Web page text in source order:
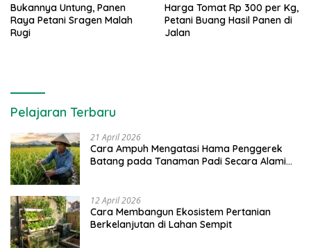
Bukannya Untung, Panen
Raya Petani Sragen Malah
Rugi
Harga Tomat Rp 300 per Kg,
Petani Buang Hasil Panen di
Jalan
Pelajaran Terbaru
21 April 2026
Cara Ampuh Mengatasi Hama Penggerek
Batang pada Tanaman Padi Secara Alami
12 April 2026
Cara Membangun Ekosistem Pertanian
Berkelanjutan di Lahan Sempit